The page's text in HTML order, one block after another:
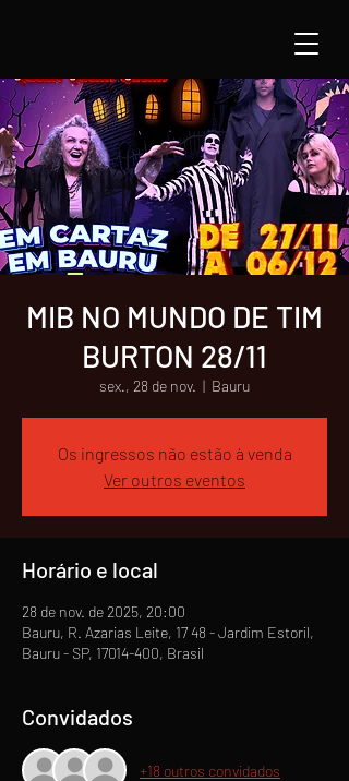
MIB NO MUNDO DE TIM
BURTON 28/11
sex., 28 de nov.
  |
Bauru
Os ingressos não estão à venda
Ver outros eventos
Horário e local
28 de nov. de 2025, 20:00
Bauru, R. Azarias Leite, 17 48 - Jardim Estoril,
Bauru - SP, 17014-400, Brasil
Convidados
+18 outros convidados